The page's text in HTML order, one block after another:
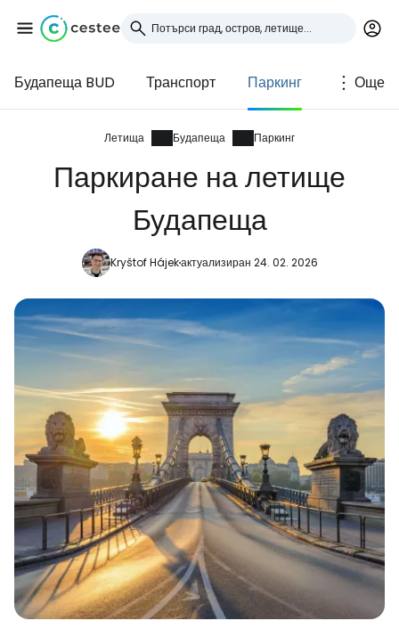
Будапеща BUD Транспорт Паркинг Още
Летища Будапеща Паркинг
Паркиране на летище
Будапеща
Kryštof Hájekактуализиран 24. 02. 2026
Влезте в Cestee
... световната общност на туристите
Продължете с Google
Продължете с Facebook
Продължете с имейл